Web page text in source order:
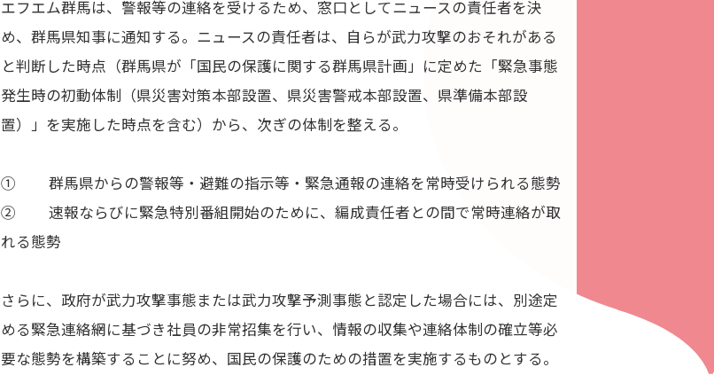
HOT NEWS POWER PLAY
GUEST G-Selection
SPECIAL STAY TUNED!
採用情報
アナウンスセミナー
エフエム群馬は、警報等の連絡を受けるため、窓口としてニュースの責任者を決
め、群馬県知事に通知する。ニュースの責任者は、自らが武力攻撃のおそれがある
と判断した時点（群馬県が「国民の保護に関する群馬県計画」に定めた「緊急事態
発生時の初動体制（県災害対策本部設置、県災害警戒本部設置、県準備本部設
置）」を実施した時点を含む）から、次ぎの体制を整える。
①
群馬県からの警報等・避難の指示等・緊急通報の連絡を常時受けられる態勢
②
速報ならびに緊急特別番組開始のために、編成責任者との間で常時連絡が取
れる態勢
さらに、政府が武力攻撃事態または武力攻撃予測事態と認定した場合には、別途定
める緊急連絡網に基づき社員の非常招集を行い、情報の収集や連絡体制の確立等必
要な態勢を構築することに努め、国民の保護のための措置を実施するものとする。